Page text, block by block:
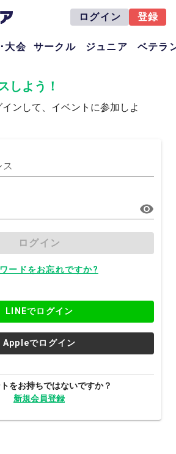
ログイン 登録
大会 サークル ジュニア ベテラ
しよう！
ンして、イベントに参加しよ
ス
ログイン
ードをお忘れですか?
LINEでログイン
Appleでログイン
をお持ちではないですか？
新規会員登録